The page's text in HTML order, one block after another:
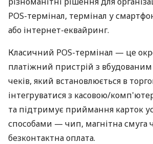
POS-термінал, термінал у
або інтернет-еквайринг.
Класичний POS-термінал — це
платіжний пристрій з
чеків, який встановлюється в
інтегруватися з касовою/
та підтримує приймання карток
способами — чип, магнітна смуга
безконтактна оплата.